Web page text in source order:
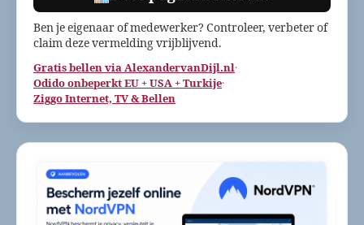
Ben je eigenaar of medewerker? Controleer, verbeter of
claim deze vermelding vrijblijvend.
Gratis bellen via AlexandervanDijl.nl·
Odido onbeperkt EU + USA + Turkije·
Ziggo Internet, TV & Bellen